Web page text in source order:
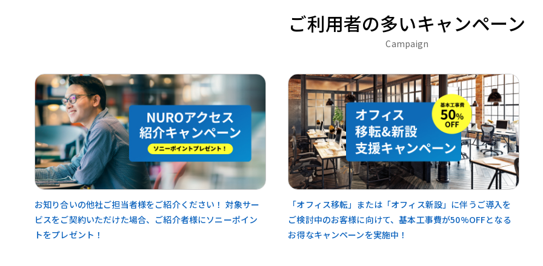
ご利用者の多いキャンペーン
Campaign
お知り合いの他社ご担当者様をご紹介ください！ 対象サー
ビスをご契約いただけた場合、ご紹介者様にソニーポイン
トをプレゼント！
「オフィス移転」または「オフィス新設」に伴うご導入を
ご検討中のお客様に向けて、基本工事費が50%OFFとなる
お得なキャンペーンを実施中！